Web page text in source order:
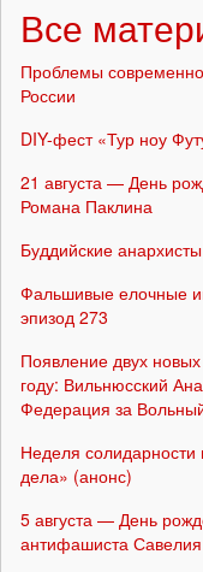
Все
Проблемы
России
DIY-фест «Тур ноу
21 августа — День
Романа Паклина
Буддийские
Фальшивые елочные
эпизод 273
Появление двух
году: Вильнюсский
Федерация за
Неделя
дела» (анонс)
5 августа — День
антифашиста